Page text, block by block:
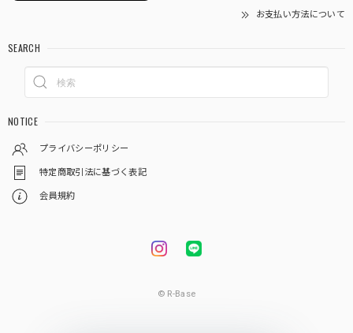
お支払い方法について
SEARCH
NOTICE
プライバシーポリシー
特定商取引法に基づく表記
会員規約
© R-Base